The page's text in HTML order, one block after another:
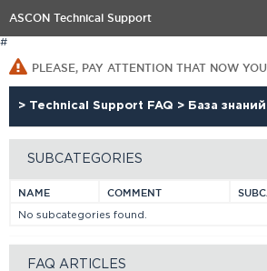
ASCON Technical Support
#
PLEASE, PAY ATTENTION THAT NOW
> Technical Support FAQ > База
SUBCATEGORIES
NAME COMMENT
No subcategories found.
FAQ ARTICLES